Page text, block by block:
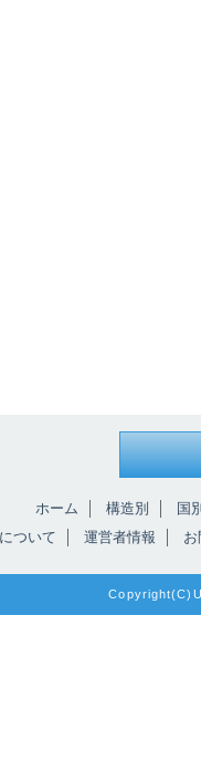
ホーム 構造別
国
ついて
運営者情報